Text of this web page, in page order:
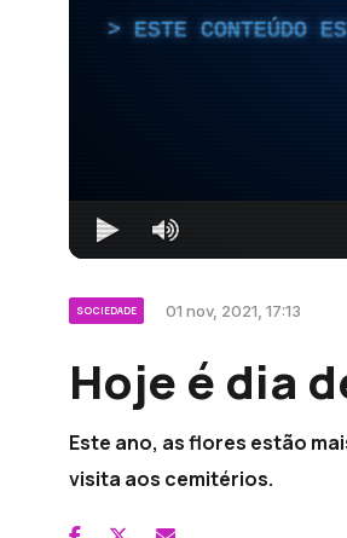
ESTE CONTEÚDO
SOCIEDADE 01 nov, 2021, 17:13
Hoje é dia
Este ano, as flores estão
visita aos cemitérios.